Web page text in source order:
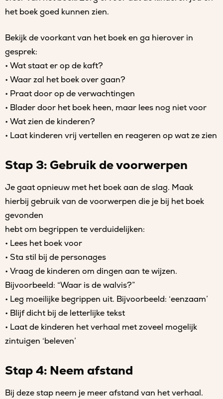
het boek goed kunnen zien.
Bekijk de voorkant van het boek en ga hierover in
gesprek:
• Wat staat er op de kaft?
• Waar zal het boek over gaan?
• Praat door op de verwachtingen
• Blader door het boek heen, maar lees nog niet voor
• Wat zien de kinderen?
• Laat kinderen vrij vertellen en reageren op wat ze zien
Stap 3: Gebruik de voorwerpen
Je gaat opnieuw met het boek aan de slag. Maak
hierbij gebruik van de voorwerpen die je bij het boek
gevonden
hebt om begrippen te verduidelijken:
• Lees het boek voor
• Sta stil bij de personages
• Vraag de kinderen om dingen aan te wijzen.
Bijvoorbeeld: “Waar is de walvis?”
• Leg moeilijke begrippen uit. Bijvoorbeeld: ‘eenzaam’
• Blijf dicht bij de letterlijke tekst
• Laat de kinderen het verhaal met zoveel mogelijk
zintuigen ‘beleven’
Stap 4: Neem afstand
Bij deze stap neem je meer afstand van het verhaal.